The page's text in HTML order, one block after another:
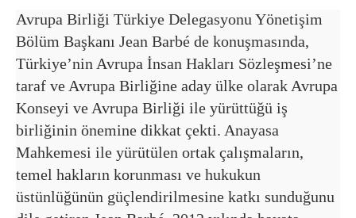
Avrupa Birliği Türkiye Delegasyonu Yönetişim
Bölüm Başkanı Jean Barbé de konuşmasında,
Türkiye’nin Avrupa İnsan Hakları Sözleşmesi’ne
taraf ve Avrupa Birliğine aday ülke olarak Avrupa
Konseyi ve Avrupa Birliği ile yürüttüğü iş
birliğinin önemine dikkat çekti. Anayasa
Mahkemesi ile yürütülen ortak çalışmaların,
temel hakların korunması ve hukukun
üstünlüğünün güçlendirilmesine katkı sunduğunu